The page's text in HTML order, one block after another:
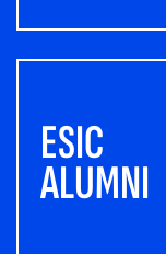
ESIC
ALUMNI